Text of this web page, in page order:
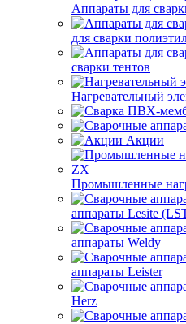
Аппараты для
для сварки
сварки тентов
Нагревательный
Акции
Промышленные
аппараты Lesite
аппараты Weldy
аппараты Leister
Herz